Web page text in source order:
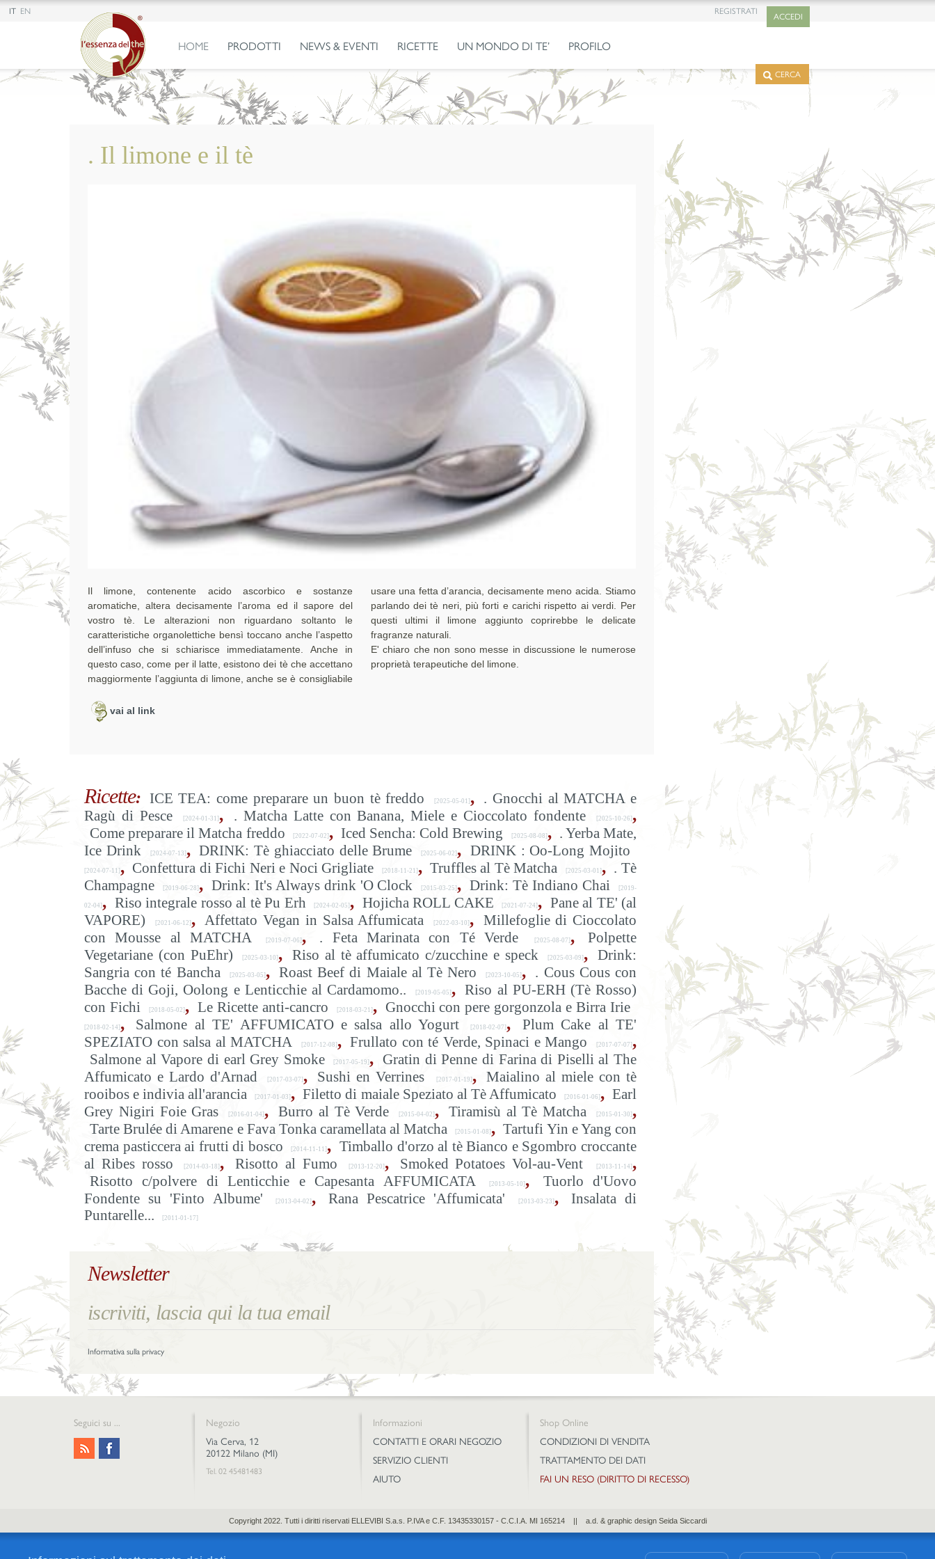
ACCEDI
CERCA
IT EN REGISTRATI
HOME PRODOTTI NEWS & EVENTI RICETTE UN MONDO DI TE’ PROFILO
. Il limone e il tè
Il limone, contenente acido ascorbico e sostanze
aromatiche, altera decisamente l’aroma ed il sapore del
vostro tè. Le alterazioni non riguardano soltanto le
caratteristiche organolettiche bensì toccano anche l’aspetto
dell’infuso che si schiarisce immediatamente. Anche in
questo caso, come per il latte, esistono dei tè che accettano
maggiormente l’aggiunta di limone, anche se è consigliabile
usare una fetta d’arancia, decisamente meno acida. Stiamo
parlando dei tè neri, più forti e carichi rispetto ai verdi. Per
questi ultimi il limone aggiunto coprirebbe le delicate
fragranze naturali.
E' chiaro che non sono messe in discussione le numerose
proprietà terapeutiche del limone.
vai al link
Ricette: ICE TEA: come preparare un buon tè freddo [2025-05-01] , . Gnocchi al MATCHA e
Ragù di Pesce
[2024-01-31] , . Matcha Latte con Banana, Miele e Cioccolato fondente [2025-10-26] ,
Come preparare il Matcha freddo [2022-07-02] , Iced Sencha: Cold Brewing [2025-08-08], . Yerba Mate,
Ice Drink
[2024-07-13] , DRINK: Tè ghiacciato delle Brume [2025-06-02] , DRINK : Oo-Long Mojito
[2024-07-11] , Confettura di Fichi Neri e Noci Grigliate [2018-11-21] , Truffles al Tè Matcha [2025-03-01], . Tè
Champagne
[2019-06-28] , Drink: It's Always drink 'O Clock [2015-03-25] , Drink: Tè Indiano Chai [2019-
02-04] , Riso integrale rosso al tè Pu Erh [2024-02-05] , Hojicha ROLL CAKE [2021-07-24] , Pane al TE' (al
VAPORE)
[2021-06-12] , Affettato Vegan in Salsa Affumicata [2022-03-10], Millefoglie di Cioccolato
con Mousse al MATCHA
[2019-07-06], . Feta Marinata con Té Verde [2025-08-07] ,
Polpette
Vegetariane (con PuEhr)
[2025-03-10] , Riso al tè affumicato c/zucchine e speck [2025-03-09] , Drink:
Sangria con té Bancha
[2025-03-05] , Roast Beef di Maiale al Tè Nero [2023-10-05] , . Cous Cous con
Bacche di Goji, Oolong e Lenticchie al Cardamomo..
[2019-05-05] , Riso al PU-ERH (Tè Rosso)
con Fichi
[2018-05-02] , Le Ricette anti-cancro [2018-03-21] , Gnocchi con pere gorgonzola e Birra Irie
[2018-02-14] , Salmone al TE' AFFUMICATO e salsa allo Yogurt [2018-02-07] ,
Plum Cake al TE'
SPEZIATO con salsa al MATCHA
[2017-12-08] , Frullato con té Verde, Spinaci e Mango [2017-07-07] ,
Salmone al Vapore di earl Grey Smoke [2017-05-19] , Gratin di Penne di Farina di Piselli al The
Affumicato e Lardo d'Arnad
[2017-03-07] , Sushi en Verrines [2017-01-19] , Maialino al miele con tè
rooibos e indivia all'arancia
[2017-01-03] , Filetto di maiale Speziato al Tè Affumicato [2016-01-06] , Earl
Grey Nigiri Foie Gras
[2016-01-04] , Burro al Tè Verde [2015-04-02] , Tiramisù al Tè Matcha [2015-01-30] ,
Tarte Brulée di Amarene e Fava Tonka caramellata al Matcha [2015-01-08] , Tartufi Yin e Yang con
crema pasticcera ai frutti di bosco
[2014-11-11] , Timballo d'orzo al tè Bianco e Sgombro croccante
al Ribes rosso
[2014-03-18] , Risotto al Fumo [2013-12-20] , Smoked Potatoes Vol-au-Vent [2013-11-14] ,
Risotto c/polvere di Lenticchie e Capesanta AFFUMICATA [2013-05-10] ,
Tuorlo d'Uovo
Fondente su 'Finto Albume'
[2013-04-02] , Rana Pescatrice 'Affumicata' [2013-03-23] ,
Insalata di
Puntarelle...
[2011-01-17]
Newsletter
Informativa sulla privacy
Seguici su ...
Negozio
Via Cerva, 12
20122 Milano (MI)
Tel. 02 45481483
Informazioni
CONTATTI E ORARI NEGOZIO
SERVIZIO CLIENTI
AIUTO
Shop Online
CONDIZIONI DI VENDITA
TRATTAMENTO DEI DATI
FAI UN RESO (DIRITTO DI RECESSO)
Copyright 2022. Tutti i diritti riservati ELLEVIBI S.a.s. P.IVA e C.F. 13435330157 - C.C.I.A. MI 165214 || a.d. & graphic design Seida Siccardi